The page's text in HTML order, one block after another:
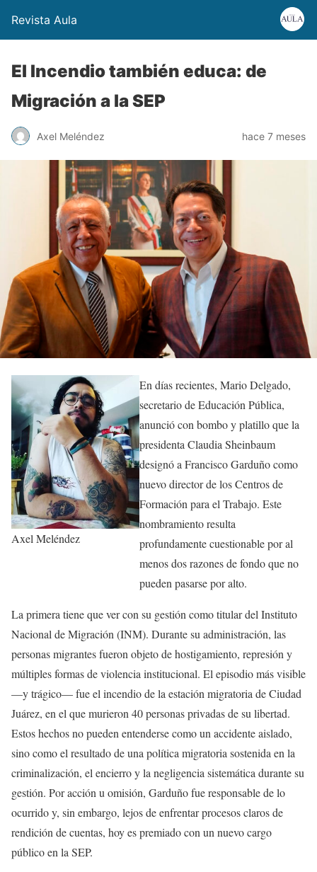
Revista Aula
El Incendio también educa: de
Migración a la SEP
Axel Meléndez hace 7 meses
Axel Meléndez
En días recientes, Mario Delgado,
secretario de Educación Pública,
anunció con bombo y platillo que la
presidenta Claudia Sheinbaum
designó a Francisco Garduño como
nuevo director de los Centros de
Formación para el Trabajo. Este
nombramiento resulta
profundamente cuestionable por al
menos dos razones de fondo que no
pueden pasarse por alto.
La primera tiene que ver con su gestión como titular del Instituto
Nacional de Migración (INM). Durante su administración, las
personas migrantes fueron objeto de hostigamiento, represión y
múltiples formas de violencia institucional. El episodio más visible
—y trágico— fue el incendio de la estación migratoria de Ciudad
Juárez, en el que murieron 40 personas privadas de su libertad.
Estos hechos no pueden entenderse como un accidente aislado,
sino como el resultado de una política migratoria sostenida en la
criminalización, el encierro y la negligencia sistemática durante su
gestión. Por acción u omisión, Garduño fue responsable de lo
ocurrido y, sin embargo, lejos de enfrentar procesos claros de
rendición de cuentas, hoy es premiado con un nuevo cargo
público en la SEP.